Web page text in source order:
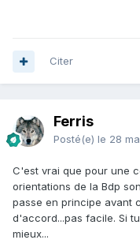
Citer
Ferris
Posté(e) le 28
C'est vrai que pour une
orientations de la Bdp
passe en principe avant
d'accord...pas facile. Si
mieux...